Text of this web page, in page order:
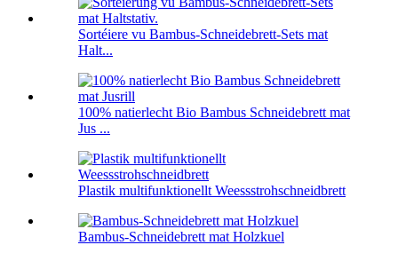
Sortéiere vu Bambus-Schneidebrett-Sets mat
Halt...
100% natierlecht Bio Bambus Schneidebrett mat
Jus ...
Plastik multifunktionellt Weessstrohschneidbrett
Bambus-Schneidebrett mat Holzkuel